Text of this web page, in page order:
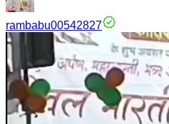
rambabu00542827